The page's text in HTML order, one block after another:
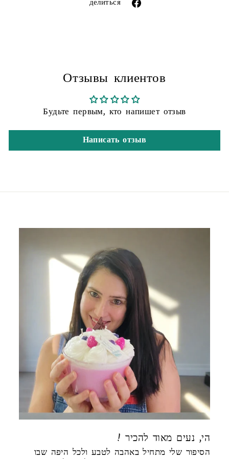
делиться
Отзывы клиентов
Будьте первым, кто напишет отзыв
Написать отзыв
! הי, נעים מאוד להכיר
הסיפור שלי מתחיל באהבה לטבע ולכל היפה שבו